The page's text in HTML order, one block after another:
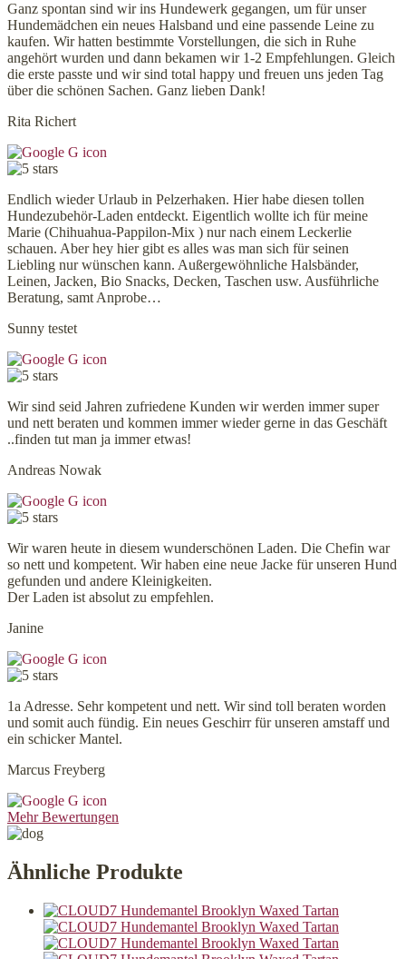
Ganz spontan sind wir ins Hundewerk gegangen, um für unser
Hundemädchen ein neues Halsband und eine passende Leine zu
kaufen. Wir hatten bestimmte Vorstellungen, die sich in Ruhe
angehört wurden und dann bekamen wir 1-2 Empfehlungen. Gleich
die erste passte und wir sind total happy und freuen uns jeden Tag
über die schönen Sachen. Ganz lieben Dank!
Rita Richert
Endlich wieder Urlaub in Pelzerhaken. Hier habe diesen tollen
Hundezubehör-Laden entdeckt. Eigentlich wollte ich für meine
Marie (Chihuahua-Pappilon-Mix ) nur nach einem Leckerlie
schauen. Aber hey hier gibt es alles was man sich für seinen
Liebling nur wünschen kann. Außergewöhnliche Halsbänder,
Leinen, Jacken, Bio Snacks, Decken, Taschen usw. Ausführliche
Beratung, samt Anprobe…
Sunny testet
Wir sind seid Jahren zufriedene Kunden wir werden immer super
und nett beraten und kommen immer wieder gerne in das Geschäft
..finden tut man ja immer etwas!
Andreas Nowak
Wir waren heute in diesem wunderschönen Laden. Die Chefin war
so nett und kompetent. Wir haben eine neue Jacke für unseren Hund
gefunden und andere Kleinigkeiten.
Der Laden ist absolut zu empfehlen.
Janine
1a Adresse. Sehr kompetent und nett. Wir sind toll beraten worden
und somit auch fündig. Ein neues Geschirr für unseren amstaff und
ein schicker Mantel.
Marcus Freyberg
Mehr Bewertungen
Ähnliche Produkte